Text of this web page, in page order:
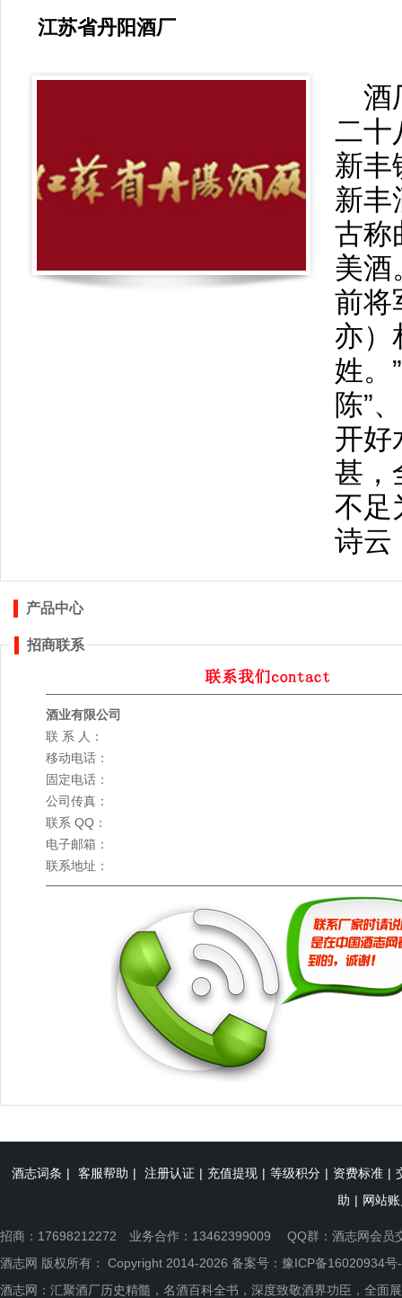
江苏省丹阳酒厂
酒
二十
新丰
新丰
古称
美酒
前将
亦）
姓。
陈”
开好
甚，
不足
诗
产品中心
招商联系
酒业有限公司
联 系 人：
移动电话：
固定电话：
公司传真：
联系 QQ：
电子邮箱：
联系地址：
酒志词条 | 客服帮助 | 注册认证 | 充值提现 | 等级积分 | 资费标准 |
助 | 网站
招商：17698212272 业务合作：13462399009 QQ群： 酒志网会员
酒志网 版权所有： Copyright 2014-2026 备案号： 豫ICP备16020934号
酒志网：汇聚酒厂历史精髓，名酒百科全书，深度致敬酒界功臣，全面